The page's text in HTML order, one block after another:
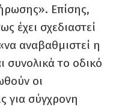
Επίσης,
έχει σχεδιαστεί
αναβαθμιστεί η
συνολικά το οδικό
οι
για σύγχρονη